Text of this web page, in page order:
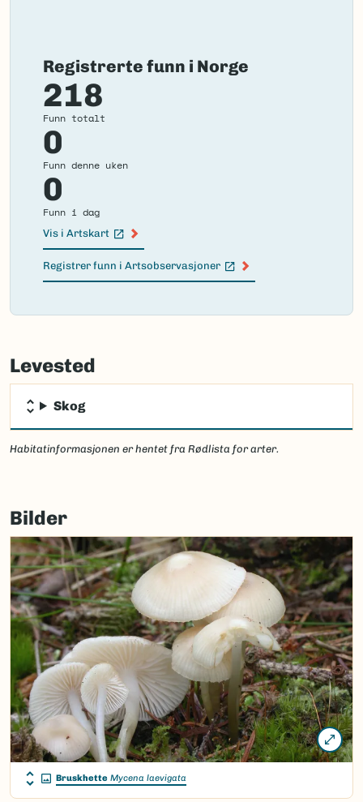
Registrerte funn i Norge
218
Funn totalt
0
Funn denne uken
0
Funn i dag
Vis i Artskart
(Ekstern lenke)
Registrer funn i Artsobservasjoner
(Ekstern lenke)
Failed
load
Levested
Skog
Habitatinformasjonen er hentet fra Rødlista for arter.
Bilder
Bruskhette Mycena laevigata